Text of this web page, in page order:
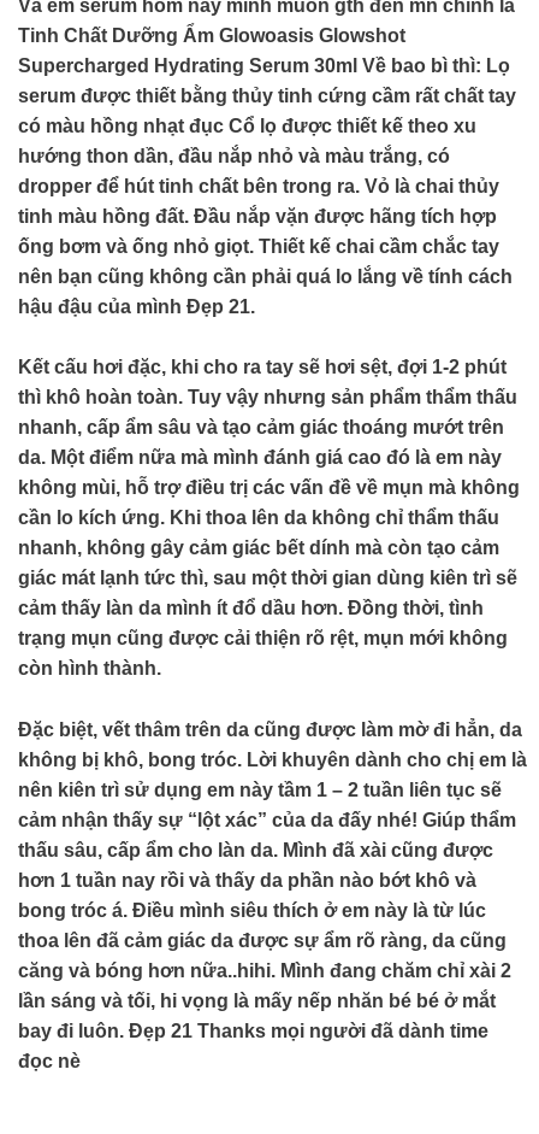
Và em serum hôm nay mình muốn gth đến mn chỉnh là
Tinh Chất Dưỡng Ẩm Glowoasis Glowshot
Supercharged Hydrating Serum 30ml Về bao bì thì: Lọ
serum được thiết bằng thủy tinh cứng cầm rất chất tay
có màu hồng nhạt đục Cổ lọ được thiết kế theo xu
hướng thon dần, đầu nắp nhỏ và màu trắng, có
dropper để hút tinh chất bên trong ra. Vỏ là chai thủy
tinh màu hồng đất. Đầu nắp vặn được hãng tích hợp
ống bơm và ống nhỏ giọt. Thiết kế chai cầm chắc tay
nên bạn cũng không cần phải quá lo lắng về tính cách
hậu đậu của mình Đẹp 21.
Kết cấu hơi đặc, khi cho ra tay sẽ hơi sệt, đợi 1-2 phút
thì khô hoàn toàn. Tuy vậy nhưng sản phẩm thẩm thấu
nhanh, cấp ẩm sâu và tạo cảm giác thoáng mướt trên
da. Một điểm nữa mà mình đánh giá cao đó là em này
không mùi, hỗ trợ điều trị các vấn đề về mụn mà không
cần lo kích ứng. Khi thoa lên da không chỉ thẩm thấu
nhanh, không gây cảm giác bết dính mà còn tạo cảm
giác mát lạnh tức thì, sau một thời gian dùng kiên trì sẽ
cảm thấy làn da mình ít đổ dầu hơn. Đồng thời, tình
trạng mụn cũng được cải thiện rõ rệt, mụn mới không
còn hình thành.
Đặc biệt, vết thâm trên da cũng được làm mờ đi hẳn, da
không bị khô, bong tróc. Lời khuyên dành cho chị em là
nên kiên trì sử dụng em này tầm 1 – 2 tuần liên tục sẽ
cảm nhận thấy sự “lột xác” của da đấy nhé! Giúp thẩm
thấu sâu, cấp ẩm cho làn da. Mình đã xài cũng được
hơn 1 tuần nay rồi và thấy da phần nào bớt khô và
bong tróc á. Điều mình siêu thích ở em này là từ lúc
thoa lên đã cảm giác da được sự ẩm rõ ràng, da cũng
căng và bóng hơn nữa..hihi. Mình đang chăm chỉ xài 2
lần sáng và tối, hi vọng là mấy nếp nhăn bé bé ở mắt
bay đi luôn. Đẹp 21 Thanks mọi người đã dành time
đọc nè